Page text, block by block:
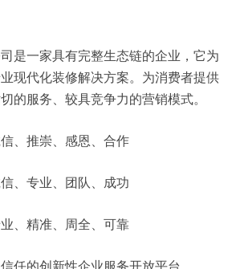
是一家具有完整生态链的企业，它为
现代化装修解决方案。为消费者提供
的服务、较具竞争力的营销模式。
、推崇、感恩、合作
、专业、团队、成功
、精准、周全、可靠
任的创新性企业服务开放平台